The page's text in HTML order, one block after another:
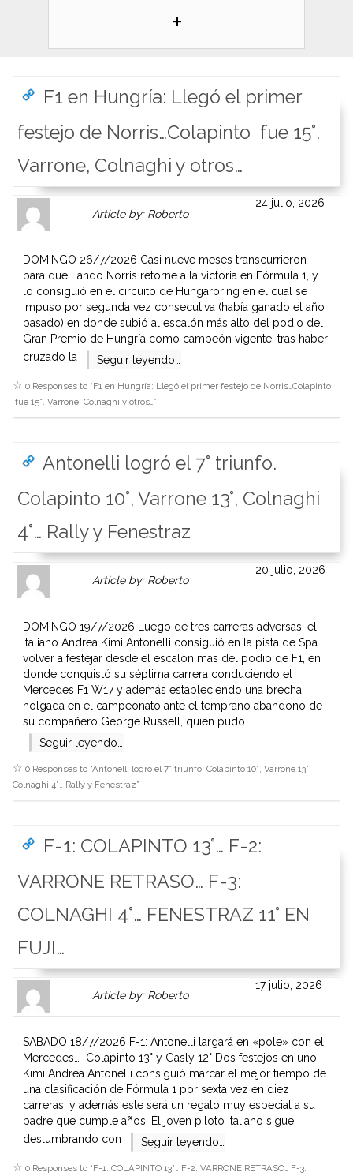
+
F1 en Hungría: Llegó el primer
festejo de Norris…Colapinto fue 15°.
Varrone, Colnaghi y otros…
Gravatar
is
here.
Clickable
link
Author
page.
Article by: Robertolink
to
website
or
other
works.
admin
24 julio, 2026
DOMINGO 26/7/2026 Casi nueve meses transcurrieron
para que Lando Norris retorne a la victoria en Fórmula 1, y
lo consiguió en el circuito de Hungaroring en el cual se
impuso por segunda vez consecutiva (había ganado el año
pasado) en donde subió al escalón más alto del podio del
Gran Premio de Hungría como campeón vigente, tras haber
cruzado la
Seguir leyendo…
0 Responses to “F1 en Hungría: Llegó el primer festejo de Norris…Colapinto
fue 15°. Varrone, Colnaghi y otros…”
Antonelli logró el 7° triunfo.
Colapinto 10°, Varrone 13°, Colnaghi
4°… Rally y Fenestraz
Gravatar
is
here.
Clickable
link
Author
page.
Article by: Robertolink
to
website
or
other
works.
admin
20 julio, 2026
DOMINGO 19/7/2026 Luego de tres carreras adversas, el
italiano Andrea Kimi Antonelli consiguió en la pista de Spa
volver a festejar desde el escalón más del podio de F1, en
donde conquistó su séptima carrera conduciendo el
Mercedes F1 W17 y además estableciendo una brecha
holgada en el campeonato ante el temprano abandono de
su compañero George Russell, quien pudo
Seguir leyendo…
0 Responses to “Antonelli logró el 7° triunfo. Colapinto 10°, Varrone 13°,
Colnaghi 4°… Rally y Fenestraz”
F-1: COLAPINTO 13°… F-2:
VARRONE RETRASO… F-3:
COLNAGHI 4°… FENESTRAZ 11° EN
FUJI…
Gravatar
is
here.
Clickable
link
Author
page.
Article by: Robertolink
to
website
or
other
works.
admin
17 julio, 2026
SABADO 18/7/2026 F-1: Antonelli largará en «pole» con el
Mercedes… Colapinto 13° y Gasly 12° Dos festejos en uno.
Kimi Andrea Antonelli consiguió marcar el mejor tiempo de
una clasificación de Fórmula 1 por sexta vez en diez
carreras, y además este será un regalo muy especial a su
padre que cumple años. El joven piloto italiano sigue
deslumbrando con
Seguir leyendo…
0 Responses to “F-1: COLAPINTO 13°… F-2: VARRONE RETRASO… F-3: